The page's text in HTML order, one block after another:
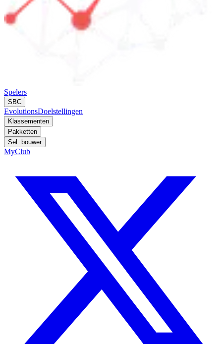
Spelers
SBC
EvolutionsDoelstellingen
Klassementen
Pakketten
Sel. bouwer
MyClub